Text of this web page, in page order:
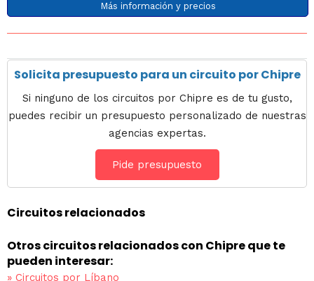
Más información y precios
Solicita presupuesto para un circuito por Chipre
Si ninguno de los circuitos por Chipre es de tu gusto,
puedes recibir un presupuesto personalizado de nuestras
agencias expertas.
Pide presupuesto
Circuitos relacionados
Otros circuitos relacionados con Chipre que te
pueden interesar:
» Circuitos por Líbano